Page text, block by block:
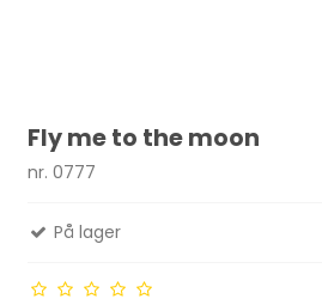
Fly me to the moon
nr. 0777
På lager